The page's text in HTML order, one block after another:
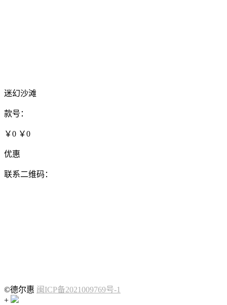
迷幻沙滩
款号：
￥0 ￥0
优惠
联系二维码：
©德尔惠 闽ICP备2021009769号-1
+